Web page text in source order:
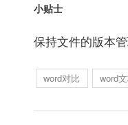
小贴士
保持文件的版本
word对比 word